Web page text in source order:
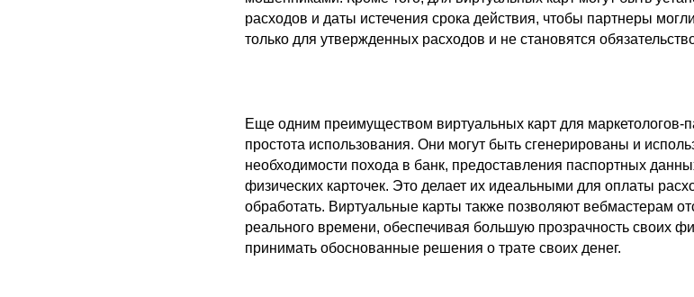
расходов и даты истечения срока действия, чтобы партнеры
только для утвержденных расходов и не становятся
Еще одним преимуществом виртуальных карт для маркетологов-
простота использования. Они могут быть сгенерированы и
необходимости похода в банк, предоставления паспортных
физических карточек. Это делает их идеальными для оплаты
обработать. Виртуальные карты также позволяют вебмастерам
реального времени, обеспечивая большую прозрачность своих
принимать обоснованные решения о трате своих денег.